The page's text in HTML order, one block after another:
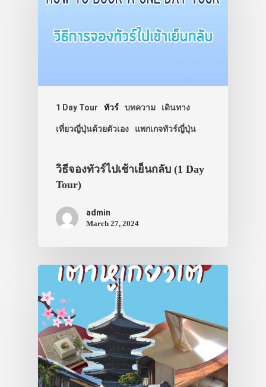
1 Day Tour ทัวร์ บทความ เดินทาง
เที่ยวญี่ปุ่นด้วยตัวเอง แพกเกจทัวร์ญี่ปุ่น
วิธีจองทัวร์ไปเช้าเย็นกลับ (1 Day
Tour)
admin
March 27, 2024